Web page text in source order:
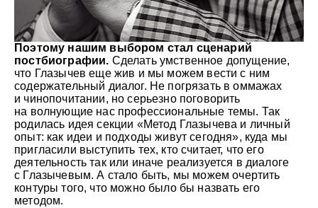
Поэтому нашим выбором стал сценарий
постбиографии. Сделать умственное допущение,
что Глазычев еще жив и мы можем вести с ним
содержательный диалог. Не погрязать в оммажах
и чинопочитании, но серьезно поговорить
на волнующие нас профессиональные темы. Так
родилась идея секции «Метод Глазычева и личный
опыт: как идеи и подходы живут сегодня», куда мы
пригласили выступить тех, кто считает, что его
деятельность так или иначе реализуется в диалоге
с Глазычевым. А стало быть, мы можем очертить
контуры того, что можно было бы назвать его
методом.